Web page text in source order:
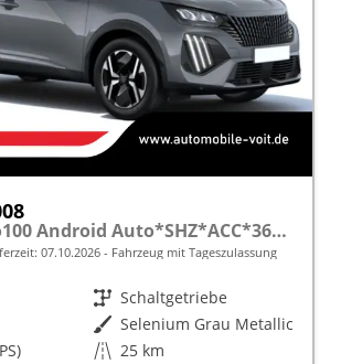
Allure Turbo100 Android Auto*SHZ*ACC*360°*Totwinkel*Klimaauto
07.10.2026 Fahrzeug mit Tageszulassung
Getriebe Schaltgetriebe
Außenfarbe Selenium Grau Metallic
Kilometerstand 25 km